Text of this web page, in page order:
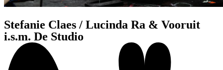
Stefanie Claes / Lucinda Ra & Vooruit
i.s.m. De Studio